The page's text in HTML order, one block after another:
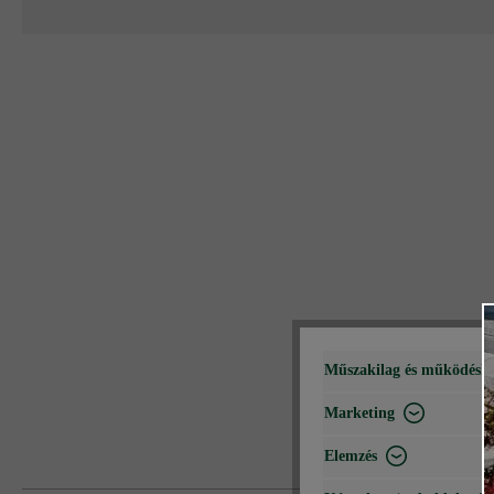
Műszakilag és
Marketing
Elemzés